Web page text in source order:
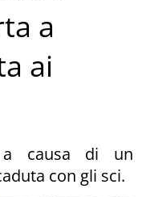
a
ai
a causa di un
con gli sci.